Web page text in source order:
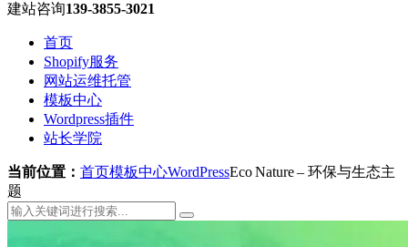
建站咨询139-3855-3021
首页
Shopify服务
网站运维托管
模板中心
Wordpress插件
站长学院
当前位置： 首页模板中心WordPressEco Nature – 环保与生态主
题